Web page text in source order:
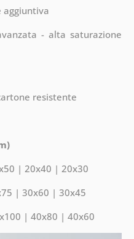
aggiuntiva
- alta saturazione
resistente
| 20x40 | 20x30
| 30x60 | 30x45
| 40x80 | 40x60